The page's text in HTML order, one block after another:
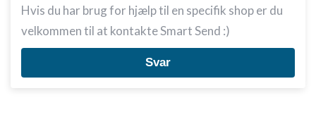
Hvis du har brug for hjælp til en specifik shop er du
velkommen til at kontakte Smart Send :)
Svar